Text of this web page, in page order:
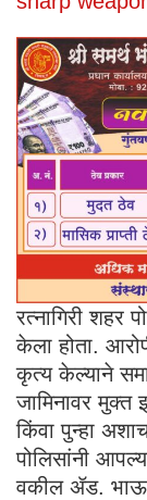
रत्नागिरी शहर
केला होता.
कृत्य केल्याने
जामिनावर मुक्त
किंवा पुन्हा
पोलिसांनी
वकील ॲड. भाऊ